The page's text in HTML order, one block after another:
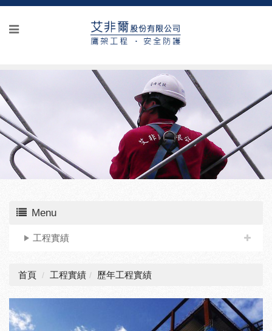
Menu
工程實績
首頁 工程實績 歷年工程實績